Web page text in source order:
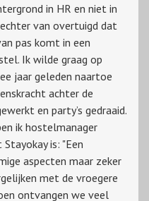
in HR en niet in
van overtuigd dat
pas komt in een
Ik wilde graag op
jaar geleden naartoe
achter de
en party’s gedraaid.
ik hostelmanager
is: "Een
aspecten maar zeker
met de vroegere
ontvangen we veel